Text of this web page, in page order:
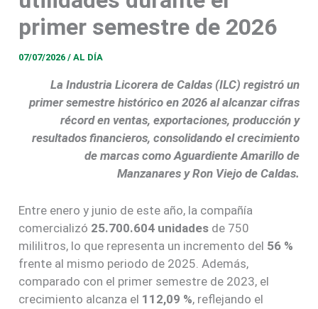
primer semestre de 2026
07/07/2026/AL DÍA
La Industria Licorera de Caldas (ILC) registró un
primer semestre histórico en 2026 al alcanzar cifras
récord en ventas, exportaciones, producción y
resultados financieros, consolidando el crecimiento
de marcas como Aguardiente Amarillo de
Manzanares y Ron Viejo de Caldas.
Entre enero y junio de este año, la compañía
comercializó 25.700.604 unidades de 750
mililitros, lo que representa un incremento del 56 %
frente al mismo periodo de 2025. Además,
comparado con el primer semestre de 2023, el
crecimiento alcanza el 112,09 %, reflejando el